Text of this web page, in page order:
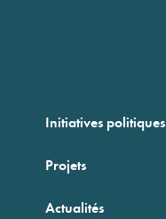
Initiatives politiques
Projets
Actualités